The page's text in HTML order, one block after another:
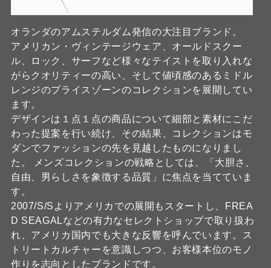
オランダのアムステルダム発信の大注目ブランド。
アメリカン・ヴィンテージウェア、オールドスクー
ル、ロック、サーフなど様々なテイストを取り入れな
がらクオリティーの高い、そして値頃感のあるミドル
レンジのプライスゾーンのコレクションを展開してい
ます。
デザインは１点１点の商品について細部と素材にこだ
わった提案を行い続け、その結果、コレクションはモ
ダンでファッションの先を見越したものになりまし
た。 メンズコレクションの戦略としては、「大胆さ、
自由、男らしさを象徴する品質」に焦点を当てていま
す。
2007/S/Sよりアメリカでの展開もスタートし、FREA
D SEAGALなどの有力なセレクトショップで取り扱わ
れ、アメリカ国内でも大きな反響を呼んでいます。ス
トリートカルチャーを意識しつつ、お客様本位のモノ
作りを志向としたブランドです。